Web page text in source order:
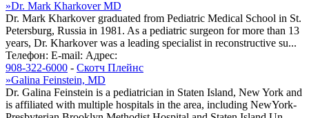
»Dr. Mark Kharkover MD
Dr. Mark Kharkover graduated from Pediatric Medical School in St.
Petersburg, Russia in 1981. As a pediatric surgeon for more than 13
years, Dr. Kharkover was a leading specialist in reconstructive su...
Телефон: E-mail: Адрес:
908-322-6000 - Скотч Плейнс
»Galina Feinstein, MD
Dr. Galina Feinstein is a pediatrician in Staten Island, New York and
is affiliated with multiple hospitals in the area, including NewYork-